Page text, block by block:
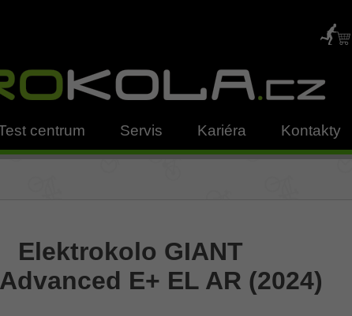
centrum Servis Kariéra Kontakty
Elektrokolo GIANT
E+ EL AR (2024)